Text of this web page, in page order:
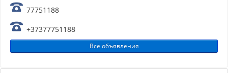
77751188
+37377751188
Все объявления